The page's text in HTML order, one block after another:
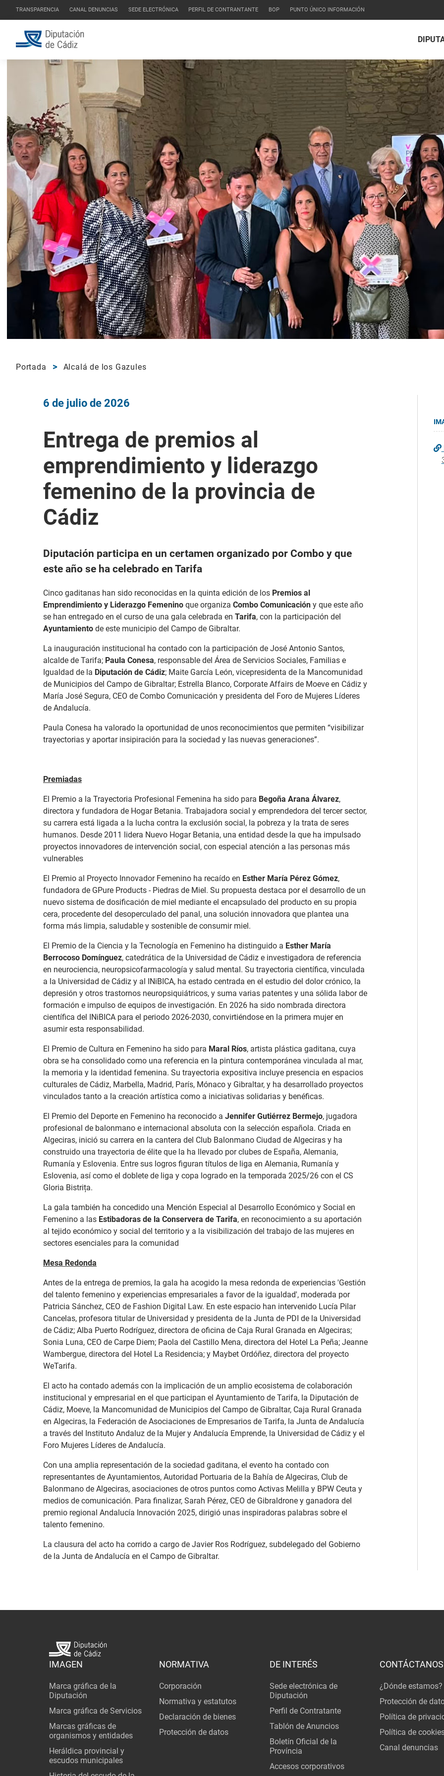
TRANSPARENCIA CANAL DENUNCIAS SEDE ELECTRÓNICA PERFIL DE CONTRANTANTE BOP PUNTO ÚNICO INFORMACIÓN
Portada Alcalá de los Gazules
6 de julio de 2026
Entrega de premios al
emprendimiento y liderazgo
femenino de la provincia de
Cádiz
Diputación participa en un certamen organizado por Combo y que
este año se ha celebrado en Tarifa
Cinco gaditanas han sido reconocidas en la quinta edición de los Premios al
Emprendimiento y Liderazgo Femenino que organiza Combo Comunicación y que este año
se han entregado en el curso de una gala celebrada en Tarifa, con la participación del
Ayuntamiento de este municipio del Campo de Gibraltar.
La inauguración institucional ha contado con la participación de José Antonio Santos,
alcalde de Tarifa; Paula Conesa, responsable del Área de Servicios Sociales, Familias e
Igualdad de la Diputación de Cádiz; Maite García León, vicepresidenta de la Mancomunidad
de Municipios del Campo de Gibraltar; Estrella Blanco, Corporate Affairs de Moeve en Cádiz y
María José Segura, CEO de Combo Comunicación y presidenta del Foro de Mujeres Líderes
de Andalucía.
Paula Conesa ha valorado la oportunidad de unos reconocimientos que permiten “visibilizar
trayectorias y aportar insipiración para la sociedad y las nuevas generaciones”.
Premiadas
El Premio a la Trayectoria Profesional Femenina ha sido para Begoña Arana Álvarez,
directora y fundadora de Hogar Betania. Trabajadora social y emprendedora del tercer sector,
su carrera está ligada a la lucha contra la exclusión social, la pobreza y la trata de seres
humanos. Desde 2011 lidera Nuevo Hogar Betania, una entidad desde la que ha impulsado
proyectos innovadores de intervención social, con especial atención a las personas más
vulnerables
El Premio al Proyecto Innovador Femenino ha recaído en Esther María Pérez Gómez,
fundadora de GPure Products - Piedras de Miel. Su propuesta destaca por el desarrollo de un
nuevo sistema de dosificación de miel mediante el encapsulado del producto en su propia
cera, procedente del desoperculado del panal, una solución innovadora que plantea una
forma más limpia, saludable y sostenible de consumir miel.
El Premio de la Ciencia y la Tecnología en Femenino ha distinguido a Esther María
Berrocoso Domínguez, catedrática de la Universidad de Cádiz e investigadora de referencia
en neurociencia, neuropsicofarmacología y salud mental. Su trayectoria científica, vinculada
a la Universidad de Cádiz y al INiBICA, ha estado centrada en el estudio del dolor crónico, la
depresión y otros trastornos neuropsiquiátricos, y suma varias patentes y una sólida labor de
formación e impulso de equipos de investigación. En 2026 ha sido nombrada directora
científica del INiBICA para el periodo 2026-2030, convirtiéndose en la primera mujer en
asumir esta responsabilidad.
El Premio de Cultura en Femenino ha sido para Maral Ríos, artista plástica gaditana, cuya
obra se ha consolidado como una referencia en la pintura contemporánea vinculada al mar,
la memoria y la identidad femenina. Su trayectoria expositiva incluye presencia en espacios
culturales de Cádiz, Marbella, Madrid, París, Mónaco y Gibraltar, y ha desarrollado proyectos
vinculados tanto a la creación artística como a iniciativas solidarias y benéficas.
El Premio del Deporte en Femenino ha reconocido a Jennifer Gutiérrez Bermejo, jugadora
profesional de balonmano e internacional absoluta con la selección española. Criada en
Algeciras, inició su carrera en la cantera del Club Balonmano Ciudad de Algeciras y ha
construido una trayectoria de élite que la ha llevado por clubes de España, Alemania,
Rumanía y Eslovenia. Entre sus logros figuran títulos de liga en Alemania, Rumanía y
Eslovenia, así como el doblete de liga y copa logrado en la temporada 2025/26 con el CS
Gloria Bistrița.
La gala también ha concedido una Mención Especial al Desarrollo Económico y Social en
Femenino a las Estibadoras de la Conservera de Tarifa, en reconocimiento a su aportación
al tejido económico y social del territorio y a la visibilización del trabajo de las mujeres en
sectores esenciales para la comunidad
Mesa Redonda
Antes de la entrega de premios, la gala ha acogido la mesa redonda de experiencias 'Gestión
del talento femenino y experiencias empresariales a favor de la igualdad', moderada por
Patricia Sánchez, CEO de Fashion Digital Law. En este espacio han intervenido Lucía Pilar
Cancelas, profesora titular de Universidad y presidenta de la Junta de PDI de la Universidad
de Cádiz; Alba Puerto Rodríguez, directora de oficina de Caja Rural Granada en Algeciras;
Sonia Luna, CEO de Carpe Diem; Paola del Castillo Mena, directora del Hotel La Peña; Jeanne
Wambergue, directora del Hotel La Residencia; y Maybet Ordóñez, directora del proyecto
WeTarifa.
El acto ha contado además con la implicación de un amplio ecosistema de colaboración
institucional y empresarial en el que participan el Ayuntamiento de Tarifa, la Diputación de
Cádiz, Moeve, la Mancomunidad de Municipios del Campo de Gibraltar, Caja Rural Granada
en Algeciras, la Federación de Asociaciones de Empresarios de Tarifa, la Junta de Andalucía
a través del Instituto Andaluz de la Mujer y Andalucía Emprende, la Universidad de Cádiz y el
Foro Mujeres Líderes de Andalucía.
Con una amplia representación de la sociedad gaditana, el evento ha contado con
representantes de Ayuntamientos, Autoridad Portuaria de la Bahía de Algeciras, Club de
Balonmano de Algeciras, asociaciones de otros puntos como Activas Melilla y BPW Ceuta y
medios de comunicación. Para finalizar, Sarah Pérez, CEO de Gibraldrone y ganadora del
premio regional Andalucía Innovación 2025, dirigió unas inspiradoras palabras sobre el
talento femenino.
La clausura del acto ha corrido a cargo de Javier Ros Rodríguez, subdelegado del Gobierno
de la Junta de Andalucía en el Campo de Gibraltar.
IMAGEN
Marca gráfica de la
Diputación
Marca gráfica de Servicios
Marcas gráficas de
organismos y entidades
Heráldica provincial y
escudos municipales
NORMATIVA
Corporación
Normativa y estatutos
Declaración de bienes
Protección de datos
DE INTERÉS
Sede electrónica de
Diputación
Perfil de Contratante
Tablón de Anuncios
Boletín Oficial de la
Província
Accesos corporativos
CONTÁCTANOS
¿Dónde estamos?
Protección de
Política de
Política de
Canal denuncias